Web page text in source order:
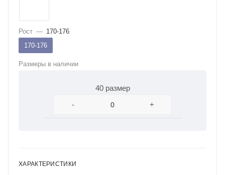
Рост — 170-176
170-176
Размеры в наличии
40 размер
-
+
ХАРАКТЕРИСТИКИ